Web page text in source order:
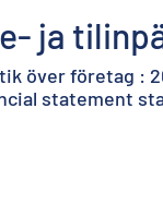
ja
över företag :
statement